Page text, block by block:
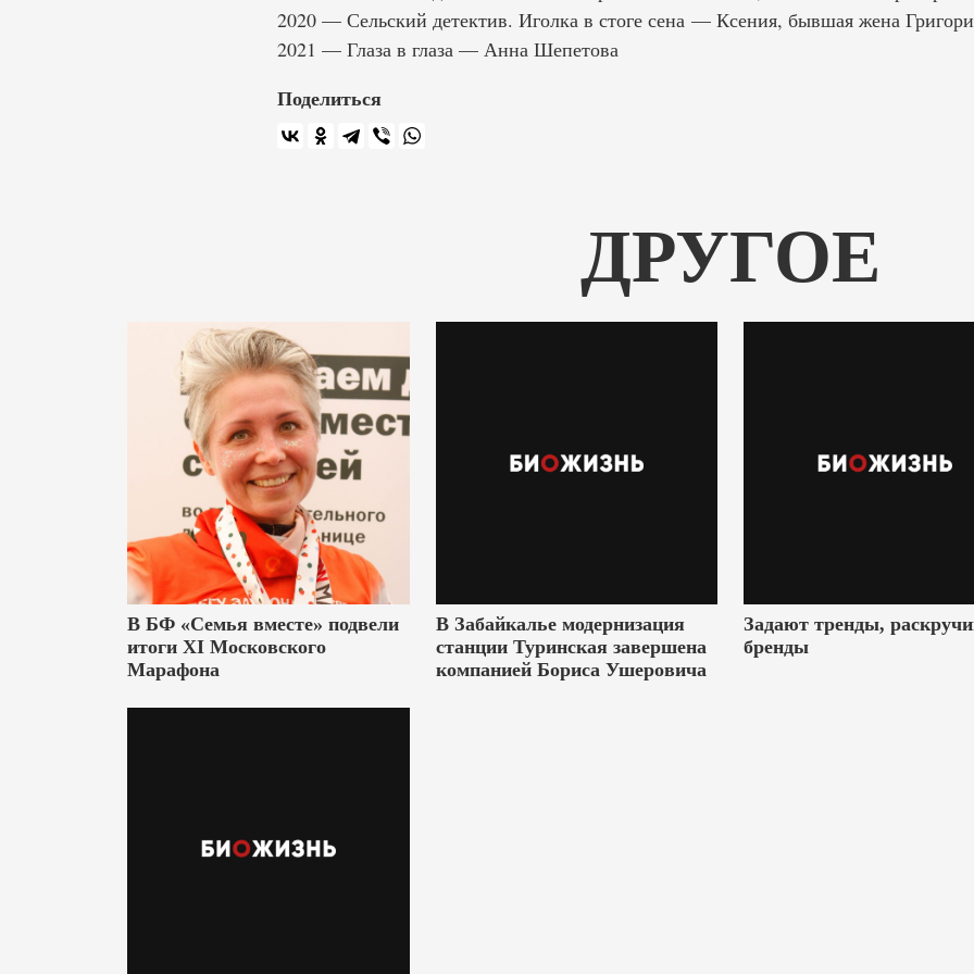
2020 — Сельский детектив. Иголка в стоге сена — Ксения, бывшая жена
2021 — Глаза в глаза — Анна Шепетова
Поделиться
ДРУГОЕ
В БФ «Семья вместе» подвели
итоги XI Московского
Марафона
В Забайкалье модернизация
станции Туринская завершена
компанией Бориса Ушеровича
Задают тренды,
бренды